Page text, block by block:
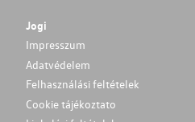
Jogi
Impresszum
Adatvédelem
Felhasználási feltételek
Cookie tájékoztato